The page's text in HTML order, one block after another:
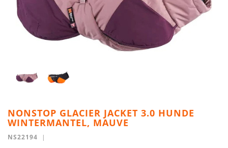
NONSTOP GLACIER JACKET 3.0 HUNDE
WINTERMANTEL, MAUVE
NS22194 |